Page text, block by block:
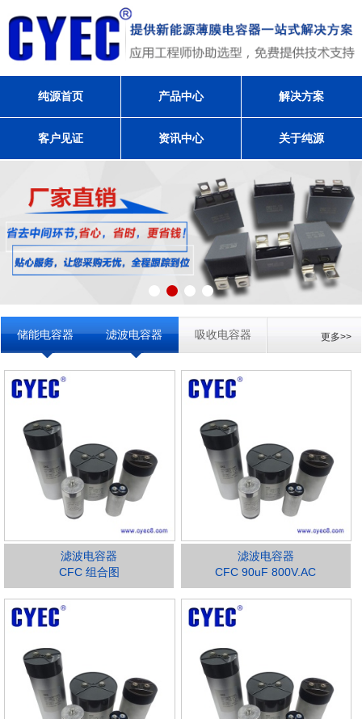
纯源首页 产品中心 解决方案
客户见证 资讯中心 关于纯源
储能电容器 滤波电容器 吸收电容器 更多>>
滤波电容器
CFC 组合图
滤波电容器
CFC 90uF 800V.AC